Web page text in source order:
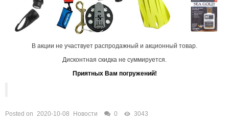
В акции не участвует распродажный и акционный товар.
Дисконтная скидка не суммируется.
Приятных Вам погружений!
Posted on 2020-10-08 Новости 0 3043